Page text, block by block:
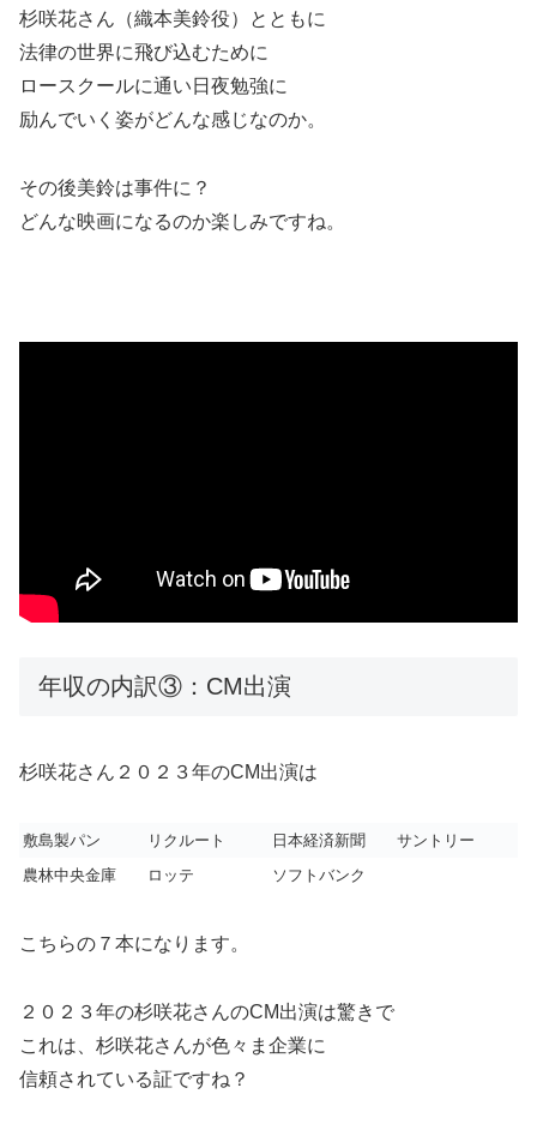
杉咲花さん（織本美鈴役）とともに
法律の世界に飛び込むために
ロースクールに通い日夜勉強に
励んでいく姿がどんな感じなのか。
その後美鈴は事件に？
どんな映画になるのか楽しみですね。
年収の内訳③：CM出演
杉咲花さん２０２３年のCM出演は
敷島製パン リクルート 日本経済新聞
サントリー
農林中央金庫
ロッテ ソフトバンク
こちらの７本になります。
２０２３年の杉咲花さんのCM出演は驚きで
これは、杉咲花さんが色々ま企業に
信頼されている証ですね？